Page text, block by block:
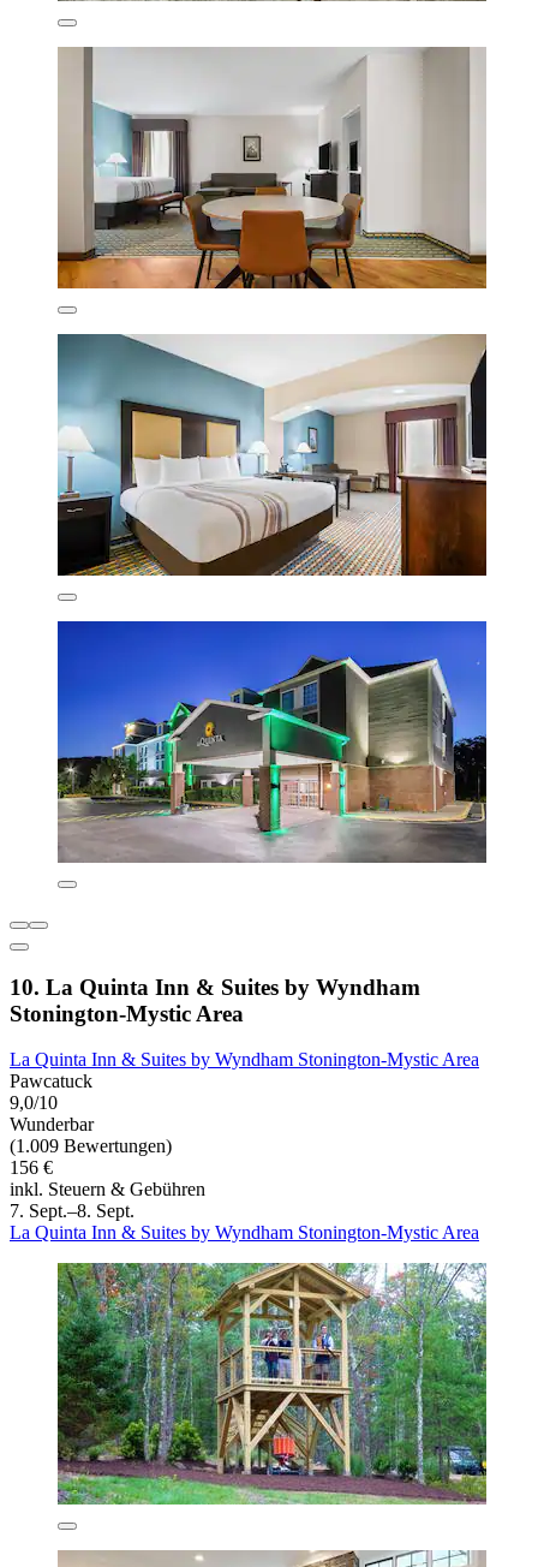
10. La Quinta Inn & Suites by Wyndham
Stonington-Mystic Area
La Quinta Inn & Suites by Wyndham Stonington-Mystic Area
Pawcatuck
9,0/10
Wunderbar
(1.009 Bewertungen)
156 €
inkl. Steuern & Gebühren
7. Sept.–8. Sept.
La Quinta Inn & Suites by Wyndham Stonington-Mystic Area